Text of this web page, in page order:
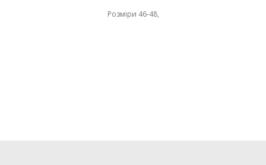
Розміри 46-48,